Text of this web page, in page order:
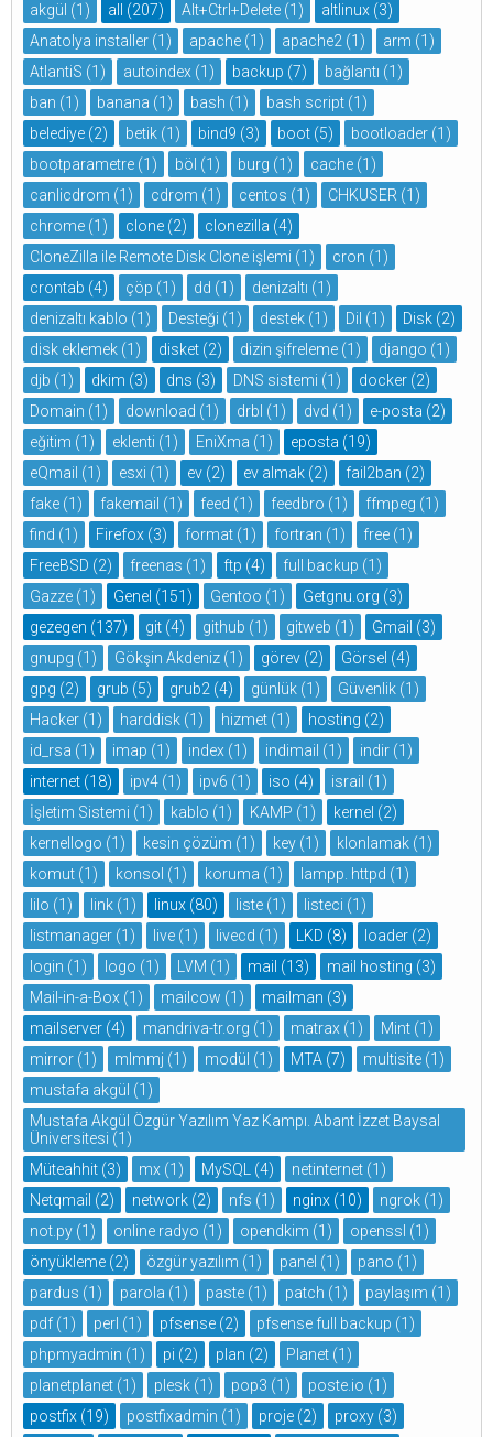
akgül (1) all (207) Alt+Ctrl+Delete (1) altlinux (3)
Anatolya installer (1) apache (1) apache2 (1) arm (1)
AtlantiS (1) autoindex (1) backup (7) bağlantı (1)
ban (1) banana (1) bash (1) bash script (1)
belediye (2) betik (1) bind9 (3) boot (5) bootloader (1)
bootparametre (1) böl (1) burg (1) cache (1)
canlicdrom (1) cdrom (1) centos (1) CHKUSER (1)
chrome (1) clone (2) clonezilla (4)
CloneZilla ile Remote Disk Clone işlemi (1) cron (1)
crontab (4) çöp (1) dd (1) denizaltı (1)
denizaltı kablo (1) Desteği (1) destek (1) Dil (1) Disk (2)
disk eklemek (1) disket (2) dizin şifreleme (1) django (1)
djb (1) dkim (3) dns (3) DNS sistemi (1) docker (2)
Domain (1) download (1) drbl (1) dvd (1) e-posta (2)
eğitim (1) eklenti (1) EniXma (1) eposta (19)
eQmail (1) esxi (1) ev (2) ev almak (2) fail2ban (2)
fake (1) fakemail (1) feed (1) feedbro (1) ffmpeg (1)
find (1) Firefox (3) format (1) fortran (1) free (1)
FreeBSD (2) freenas (1) ftp (4) full backup (1)
Gazze (1) Genel (151) Gentoo (1) Getgnu.org (3)
gezegen (137) git (4) github (1) gitweb (1) Gmail (3)
gnupg (1) Gökşin Akdeniz (1) görev (2) Görsel (4)
gpg (2) grub (5) grub2 (4) günlük (1) Güvenlik (1)
Hacker (1) harddisk (1) hizmet (1) hosting (2)
id_rsa (1) imap (1) index (1) indimail (1) indir (1)
internet (18) ipv4 (1) ipv6 (1) iso (4) israil (1)
İşletim Sistemi (1) kablo (1) KAMP (1) kernel (2)
kernellogo (1) kesin çözüm (1) key (1) klonlamak (1)
komut (1) konsol (1) koruma (1) lampp. httpd (1)
lilo (1) link (1) linux (80) liste (1) listeci (1)
listmanager (1) live (1) livecd (1) LKD (8) loader (2)
login (1) logo (1) LVM (1) mail (13) mail hosting (3)
Mail-in-a-Box (1) mailcow (1) mailman (3)
mailserver (4) mandriva-tr.org (1) matrax (1) Mint (1)
mirror (1) mlmmj (1) modül (1) MTA (7) multisite (1)
mustafa akgül (1)
Mustafa Akgül Özgür Yazılım Yaz Kampı. Abant İzzet Baysal
Üniversitesi (1)
Müteahhit (3) mx (1) MySQL (4) netinternet (1)
Netqmail (2) network (2) nfs (1) nginx (10) ngrok (1)
not.py (1) online radyo (1) opendkim (1) openssl (1)
önyükleme (2) özgür yazılım (1) panel (1) pano (1)
pardus (1) parola (1) paste (1) patch (1) paylaşım (1)
pdf (1) perl (1) pfsense (2) pfsense full backup (1)
phpmyadmin (1) pi (2) plan (2) Planet (1)
planetplanet (1) plesk (1) pop3 (1) poste.io (1)
postfix (19) postfixadmin (1) proje (2) proxy (3)